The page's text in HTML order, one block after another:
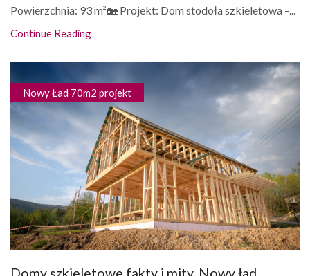
Powierzchnia: 93 m²🏡 Projekt: Dom stodoła szkieletowa –...
Continue Reading
Nowy Ład 70m2 projekt